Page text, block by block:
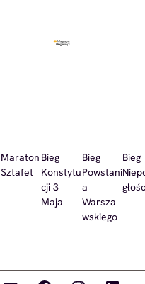
Maraton
Sztafet
Bieg
Konstytu
cji 3
Maja
Bieg
Powstani
a
Warsza
wskiego
Bieg